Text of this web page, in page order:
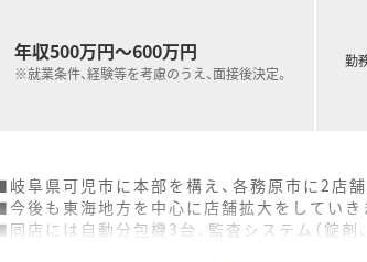
年収500万円～600万円
※就業条件、経験等を考慮のうえ、面接後決定。
勤
阜県可児市に本部を構え、各務原市に2店
後も東海地方を中心に店舗拡大をしていき
店には自動分包機3台、監査システム（錠剤